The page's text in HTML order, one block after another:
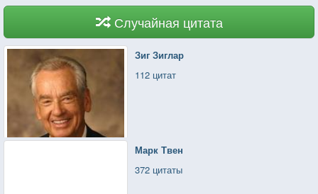
Из комнаты близость,
И заполнит пустой чемодан
Барахлом.
И кажется мне это небывалым -
Похоже на конец и на начало
Движение ладони и луча.
Случайная цитата
Зиг Зиглар
112 цитат
Марк Твен
372 цитаты